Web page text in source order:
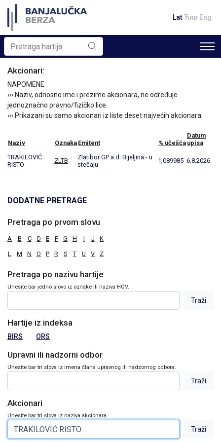
Lat Ћир Eng
Akcionari:
NAPOMENE:
››› Naziv, odnosno ime i prezime akcionara, ne određuje
jednoznačno pravno/fizičko lice.
››› Prikazani su samo akcionari iz liste deset najvećih akcionara.
Naziv Oznaka Emitent % učešća
Datum
upisa
TRAKILOVIĆ
RISTO
ZLTB
Zlatibor GP a.d. Bijeljina - u
stečaju
1,089985 6.8.2026.
DODATNE PRETRAGE
Pretraga po prvom slovu
A B C D E F G H I J K
L M N O P R S T U V Z
Pretraga po nazivu hartije
Unesite bar jedno slovo iz oznake ili naziva HOV.
Hartije iz indeksa
BIRS ORS
Upravni ili nadzorni odbor
Unesite bar tri slova iz imena člana upravnog ili nadzornog odbora.
Akcionari
Unesite bar tri slova iz naziva akcionara.